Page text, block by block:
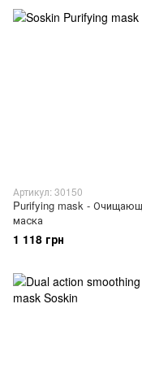
Артикул: 30150
Purifying mask -
маска
1 118 грн